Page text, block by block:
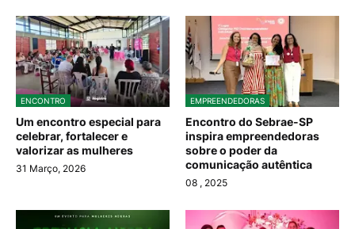
ENCONTRO
Um encontro especial para
celebrar, fortalecer e
valorizar as mulheres
31 Março, 2026
EMPREENDEDORAS
Encontro do Sebrae-SP
inspira empreendedoras
sobre o poder da
comunicação autêntica
08 , 2025